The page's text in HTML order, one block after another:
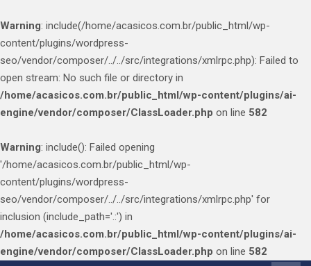
Warning: include(/home/acasicos.com.br/public_html/wp-
content/plugins/wordpress-
seo/vendor/composer/../../src/integrations/xmlrpc.php): Failed to
open stream: No such file or directory in
/home/acasicos.com.br/public_html/wp-content/plugins/ai-
engine/vendor/composer/ClassLoader.php on line 582
Warning: include(): Failed opening
'/home/acasicos.com.br/public_html/wp-
content/plugins/wordpress-
seo/vendor/composer/../../src/integrations/xmlrpc.php' for
inclusion (include_path='.:') in
/home/acasicos.com.br/public_html/wp-content/plugins/ai-
engine/vendor/composer/ClassLoader.php on line 582